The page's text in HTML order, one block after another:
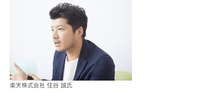
楽天株式会社 住谷 誠氏